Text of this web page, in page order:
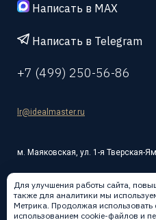
Написать в MAX
Написать в Telegram
+7 (499) 250-56-86
lr@idealmaster.ru
м. Маяковская, ул. 1-я Тверская-
Для улучшения работы сайта,
также для аналитики мы
Метрика. Продолжая использовать
использованием cookie-файлов и